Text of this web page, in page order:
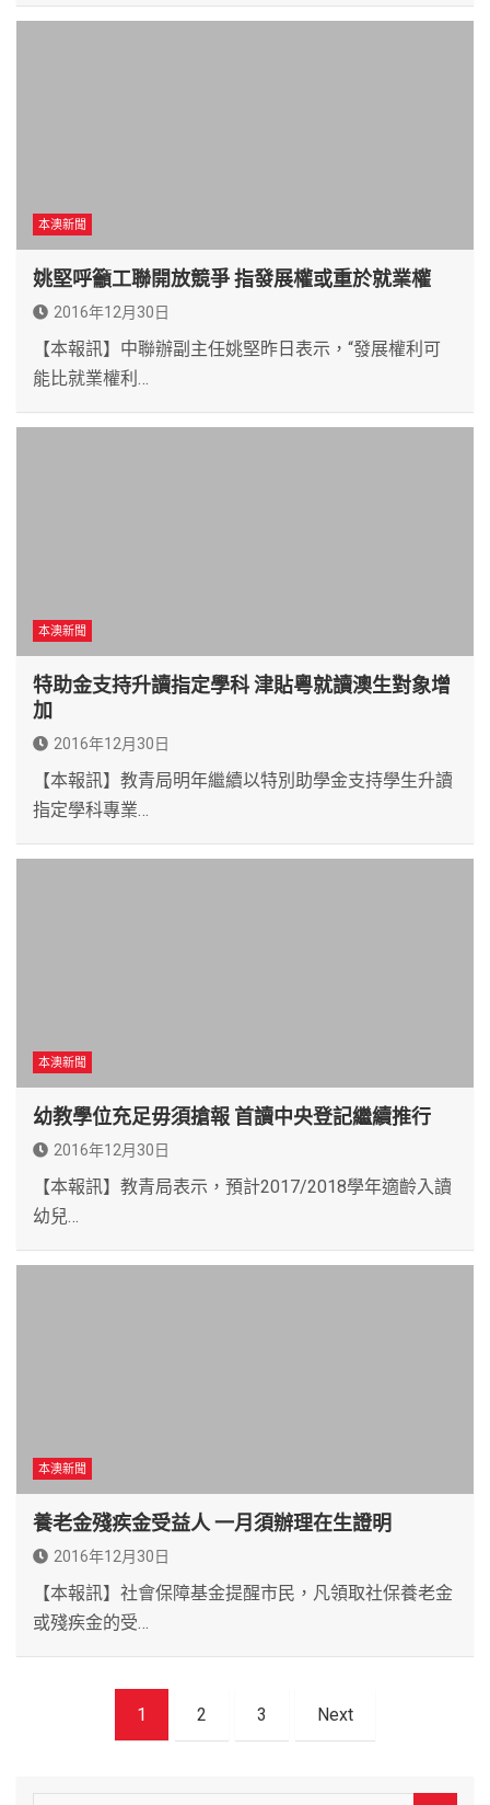
本澳新聞
姚堅呼籲工聯開放競爭 指發展權或重於就業權
2016年12月30日
【本報訊】中聯辦副主任姚堅昨日表示，“發展權利可
能比就業權利…
本澳新聞
特助金支持升讀指定學科 津貼粵就讀澳生對象增
加
2016年12月30日
【本報訊】教青局明年繼續以特別助學金支持學生升讀
指定學科專業…
本澳新聞
幼教學位充足毋須搶報 首讀中央登記繼續推行
2016年12月30日
【本報訊】教青局表示，預計2017/2018學年適齡入讀
幼兒…
本澳新聞
養老金殘疾金受益人 一月須辦理在生證明
2016年12月30日
【本報訊】社會保障基金提醒市民，凡領取社保養老金
或殘疾金的受…
1 2 3 Next